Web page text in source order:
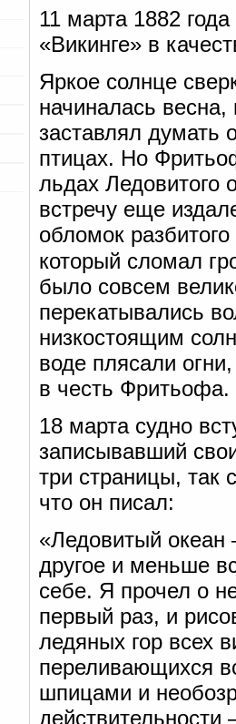
11 марта 1882
«Викинге» в
Яркое солнце
начиналась
заставлял думать
птицах. Но
льдах Ледовитого
встречу еще
обломок
который сломал
было совсем
перекатывались
низкостоящим
воде плясали
в честь Фритьофа.
18 марта судно
записывавший
три страницы, так
что он писал:
«Ледовитый океан
другое и меньше
себе. Я прочел о
первый раз, и
ледяных гор всех
переливающихся
шпицами и